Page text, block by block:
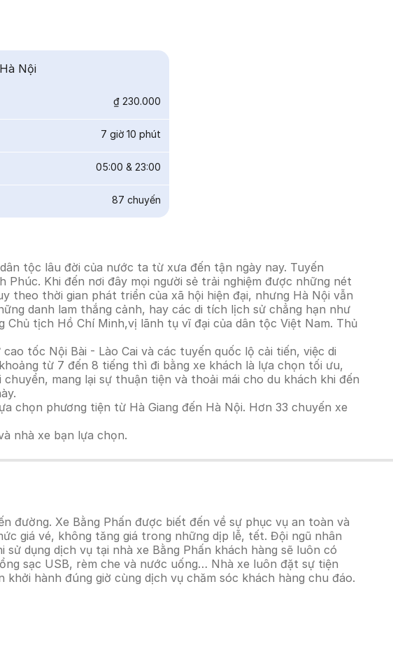
Nội
₫ 230.000
7 giờ 10 phút
05:00 & 23:00
87 chuyến
tộc lâu đời của nước ta từ xưa đến tận ngày nay. Tuyến
Khi đến nơi đây mọi người sẻ trải nghiệm được những nét
theo thời gian phát triển của xã hội hiện đại, nhưng Hà Nội vẫn
danh lam thắng cảnh, hay các di tích lịch sử chẳng hạn như
tịch Hồ Chí Minh,vị lãnh tụ vĩ đại của dân tộc Việt Nam. Thủ
tốc Nội Bài - Lào Cai và các tuyến quốc lộ cải tiến, việc di
từ 7 đến 8 tiếng thì đi bằng xe khách là lựa chọn tối ưu,
mang lại sự thuận tiện và thoải mái cho du khách khi đến
chọn phương tiện từ Hà Giang đến Hà Nội. Hơn 33 chuyến xe
nhà xe bạn lựa chọn.
đường. Xe Bằng Phấn được biết đến về sự phục vụ an toàn và
giá vé, không tăng giá trong những dịp lễ, tết. Đội ngũ nhân
dụng dịch vụ tại nhà xe Bằng Phấn khách hàng sẽ luôn có
sạc USB, rèm che và nước uống… Nhà xe luôn đặt sự tiện
hành đúng giờ cùng dịch vụ chăm sóc khách hàng chu đáo.